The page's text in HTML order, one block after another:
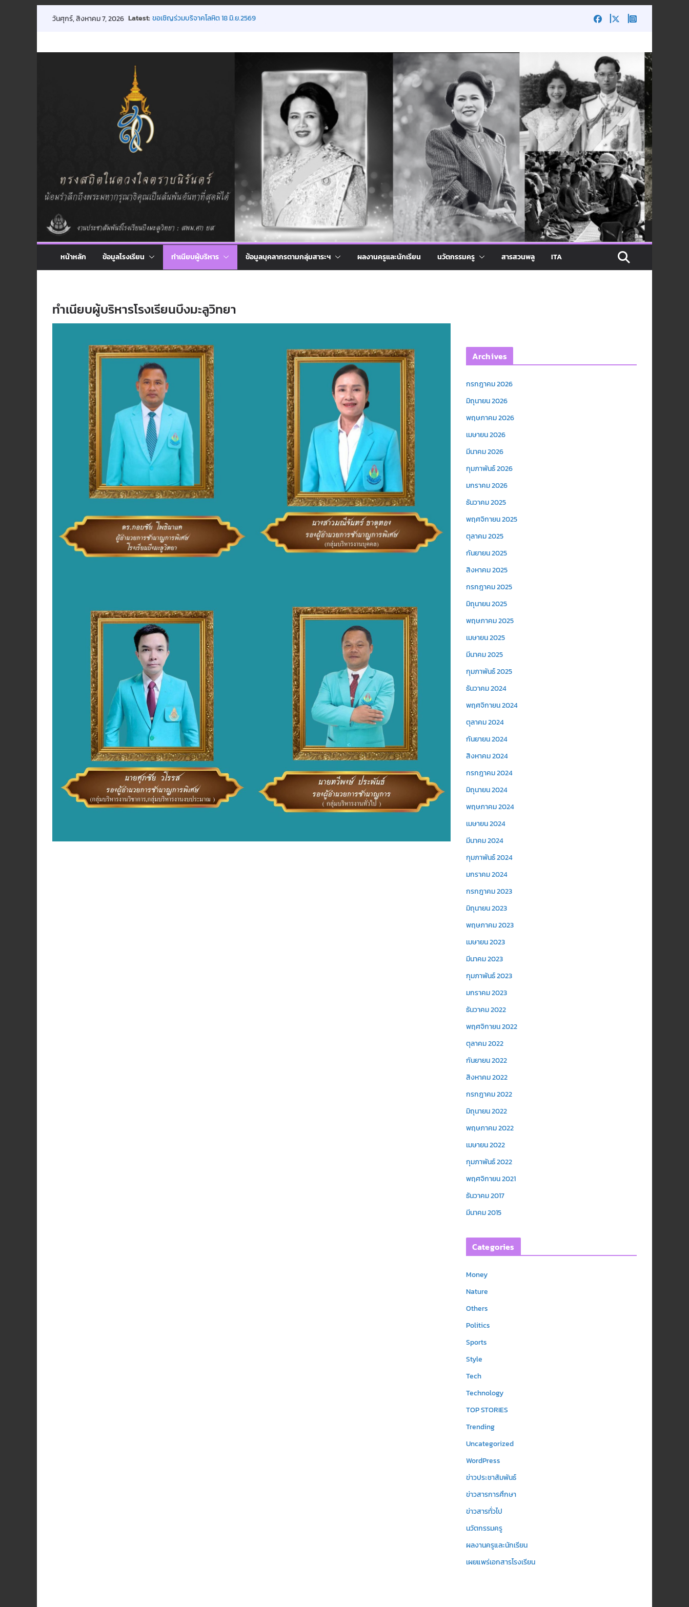
วันศุกร์, สิงหาคม 7, 2026 Latest:ประกาศ การปิดเรียนกรณีพิเศษ
หน้าหลัก ข้อมูลโรงเรียน ทำเนียบผู้บริหาร ข้อมูลบุคลากรตามกลุ่มสาระฯ ผลงานครูและนักเรียน นวัตกรรมครู สารสวนพลู ITA
ทำเนียบผู้บริหารโรงเรียนบึงมะลูวิทยา
Archives
กรกฎาคม 2026
มิถุนายน 2026
พฤษภาคม 2026
เมษายน 2026
มีนาคม 2026
กุมภาพันธ์ 2026
มกราคม 2026
ธันวาคม 2025
พฤศจิกายน 2025
ตุลาคม 2025
กันยายน 2025
สิงหาคม 2025
กรกฎาคม 2025
มิถุนายน 2025
พฤษภาคม 2025
เมษายน 2025
มีนาคม 2025
กุมภาพันธ์ 2025
ธันวาคม 2024
พฤศจิกายน 2024
ตุลาคม 2024
กันยายน 2024
สิงหาคม 2024
กรกฎาคม 2024
มิถุนายน 2024
พฤษภาคม 2024
เมษายน 2024
มีนาคม 2024
กุมภาพันธ์ 2024
มกราคม 2024
กรกฎาคม 2023
มิถุนายน 2023
พฤษภาคม 2023
เมษายน 2023
มีนาคม 2023
กุมภาพันธ์ 2023
มกราคม 2023
ธันวาคม 2022
พฤศจิกายน 2022
ตุลาคม 2022
กันยายน 2022
สิงหาคม 2022
กรกฎาคม 2022
มิถุนายน 2022
พฤษภาคม 2022
เมษายน 2022
กุมภาพันธ์ 2022
พฤศจิกายน 2021
ธันวาคม 2017
มีนาคม 2015
Categories
Money
Nature
Others
Politics
Sports
Style
Tech
Technology
TOP STORIES
Trending
Uncategorized
WordPress
ข่าวประชาสัมพันธ์
ข่าวสารการศึกษา
ข่าวสารทั่วไป
นวัตกรรมครู
ผลงานครูและนักเรียน
เผยแพร่เอกสารโรงเรียน